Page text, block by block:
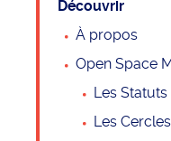
PLAN DU SITE
Découvrir
À propos
Open Space
Les Statuts
Les Cercles